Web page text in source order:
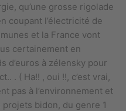
qu’une grosse rigolade
coupant l’électricité de
et la France vont
certainement en
d’euros à zélensky pour
. ( Ha!! , oui !!, c’est vrai,
pas à l’environnement et
projets bidon, du genre 1